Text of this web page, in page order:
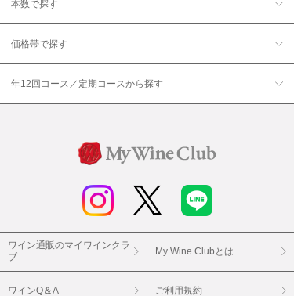
本数で探す
価格帯で探す
年12回コース／定期コースから探す
ワイン通販のマイワインクラ
ブ
My Wine Clubとは
ワインQ＆A ご利用規約